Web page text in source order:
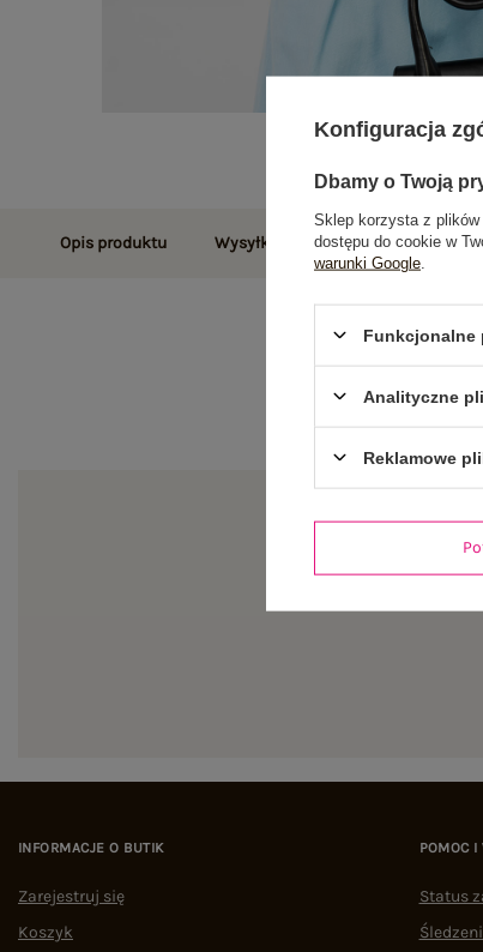
Opis produktu Wysyłka i dostawa Zwroty i
INFORMACJE O BUTIK
Zarejestruj się
Koszyk
POMOC I
Status
Konfiguracja
Dbamy o Twoją
Sklep korzysta z plików
dostępu do cookie w
warunki Google
Funkcjonalne
Analityczne
Reklamowe